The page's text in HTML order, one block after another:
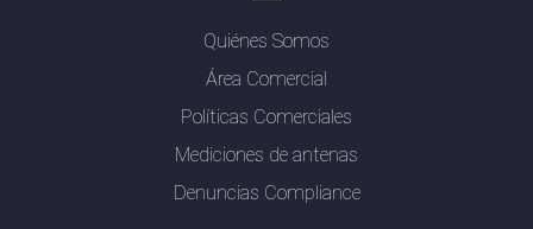
Quiénes Somos
Área Comercial
Políticas Comerciales
Mediciones de antenas
Denuncias Compliance